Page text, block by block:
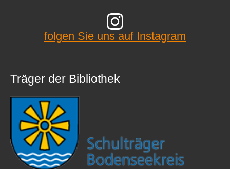
folgen Sie uns auf Instagram
Träger der Bibliothek